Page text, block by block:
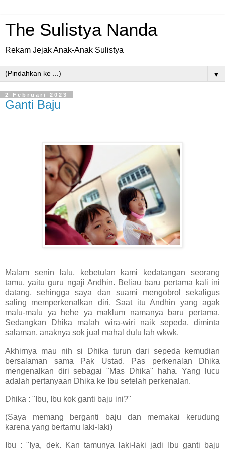
The Sulistya Nanda
Rekam Jejak Anak-Anak Sulistya
▼
2 Februari 2023
Ganti Baju
Malam senin lalu, kebetulan kami kedatangan seorang
tamu, yaitu guru ngaji Andhin. Beliau baru pertama kali ini
datang, sehingga saya dan suami mengobrol sekaligus
saling memperkenalkan diri. Saat itu Andhin yang agak
malu-malu ya hehe ya maklum namanya baru pertama.
Sedangkan Dhika malah wira-wiri naik sepeda, diminta
salaman, anaknya sok jual mahal dulu lah wkwk.
Akhirnya mau nih si Dhika turun dari sepeda kemudian
bersalaman sama Pak Ustad. Pas perkenalan Dhika
mengenalkan diri sebagai "Mas Dhika" haha. Yang lucu
adalah pertanyaan Dhika ke Ibu setelah perkenalan.
Dhika : "Ibu, Ibu kok ganti baju ini?"
(Saya memang berganti baju dan memakai kerudung
karena yang bertamu laki-laki)
Ibu : "Iya, dek. Kan tamunya laki-laki jadi Ibu ganti baju